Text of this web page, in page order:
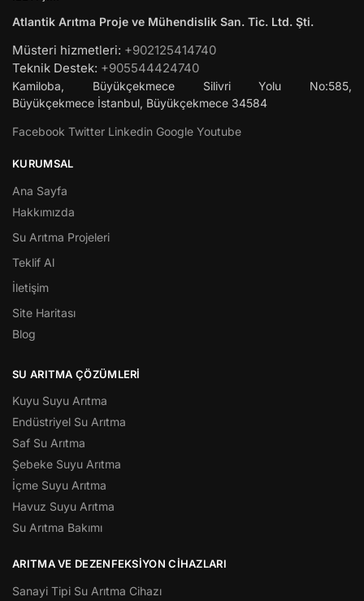
Atlantik Arıtma Proje ve Mühendislik San. Tic. Ltd. Şti.
Müsteri hizmetleri: +902125414740
Teknik Destek: +905544424740
Kamiloba, Büyükçekmece Silivri Yolu No:585,
Büyükçekmece İstanbul, Büyükçekmece 34584
Facebook Twitter Linkedin Google Youtube
KURUMSAL
Ana Sayfa
Hakkımızda
Su Arıtma Projeleri
Teklif Al
İletişim
Site Haritası
Blog
SU ARITMA ÇÖZÜMLERI
Kuyu Suyu Arıtma
Endüstriyel Su Arıtma
Saf Su Arıtma
Şebeke Suyu Arıtma
İçme Suyu Arıtma
Havuz Suyu Arıtma
Su Arıtma Bakımı
ARITMA VE DEZENFEKSIYON CIHAZLARI
Sanayi Tipi Su Arıtma Cihazı